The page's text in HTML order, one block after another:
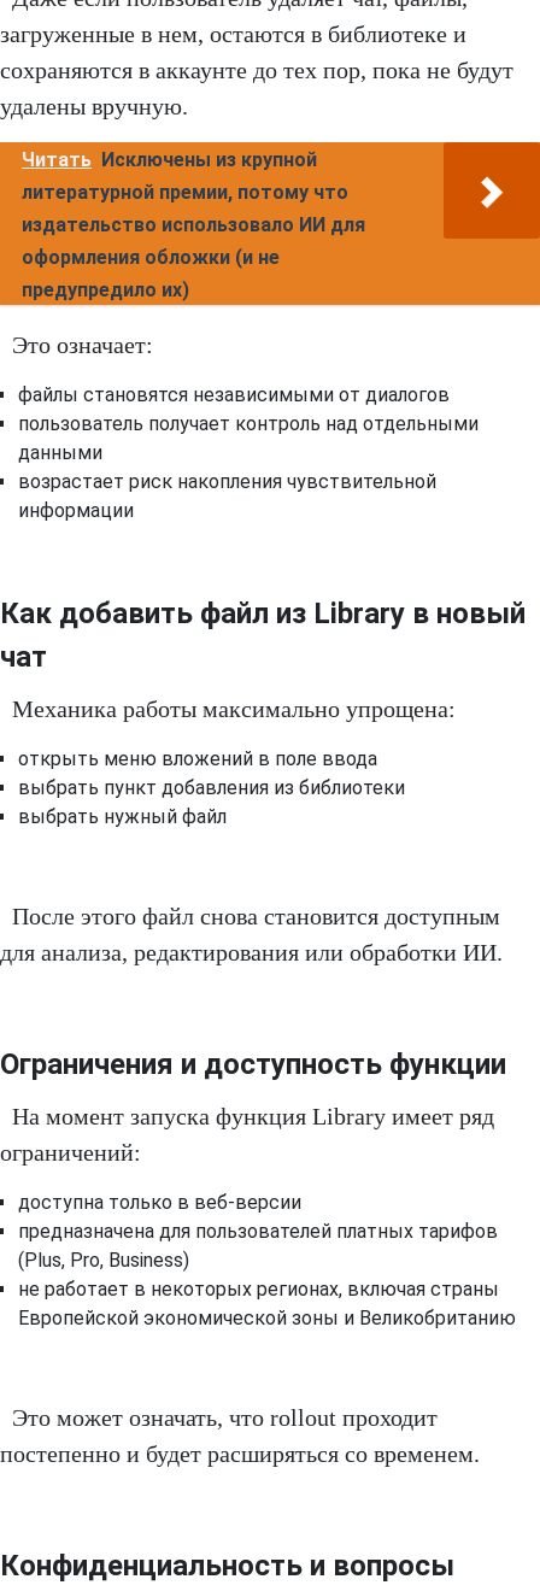
загруженные в нем, остаются в библиотеке и
сохраняются в аккаунте до тех пор, пока не будут
удалены вручную.
Читать Исключены из крупной
литературной премии, потому что
издательство использовало ИИ для
оформления обложки (и не
предупредило их)
Это означает:
файлы становятся независимыми от диалогов
пользователь получает контроль над отдельными
данными
возрастает риск накопления чувствительной
информации
Как добавить файл из Library в новый
чат
Механика работы максимально упрощена:
открыть меню вложений в поле ввода
выбрать пункт добавления из библиотеки
выбрать нужный файл
После этого файл снова становится доступным
для анализа, редактирования или обработки ИИ.
Ограничения и доступность функции
На момент запуска функция Library имеет ряд
ограничений:
доступна только в веб-версии
предназначена для пользователей платных тарифов
(Plus, Pro, Business)
не работает в некоторых регионах, включая страны
Европейской экономической зоны и Великобританию
Это может означать, что rollout проходит
постепенно и будет расширяться со временем.
Конфиденциальность и вопросы